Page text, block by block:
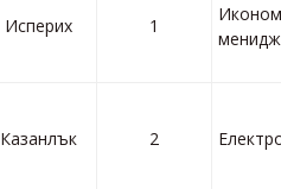
Исперих 1
Казанлък 2